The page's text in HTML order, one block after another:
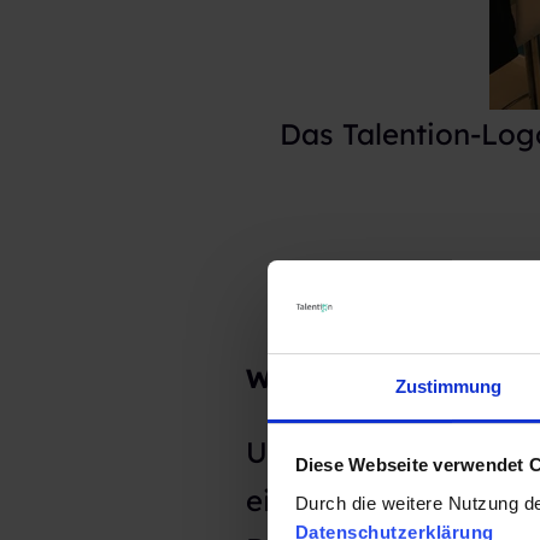
Zustimmung
Diese Webseite verwendet
Durch die weitere Nutzung
Datenschutzerklärung
Das Talention-
Was ist CV-Parsing?
Unter CV-Parsing,
einmal